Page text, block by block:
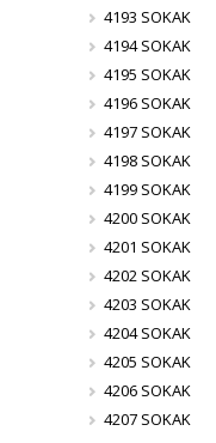
4193 SOKAK
4194 SOKAK
4195 SOKAK
4196 SOKAK
4197 SOKAK
4198 SOKAK
4199 SOKAK
4200 SOKAK
4201 SOKAK
4202 SOKAK
4203 SOKAK
4204 SOKAK
4205 SOKAK
4206 SOKAK
4207 SOKAK